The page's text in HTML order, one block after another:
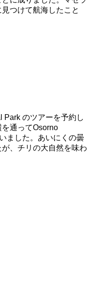
つけて航海したこと
Park のツアーを予約し
通ってOsorno
ました。あいにくの曇
、チリの大自然を味わ